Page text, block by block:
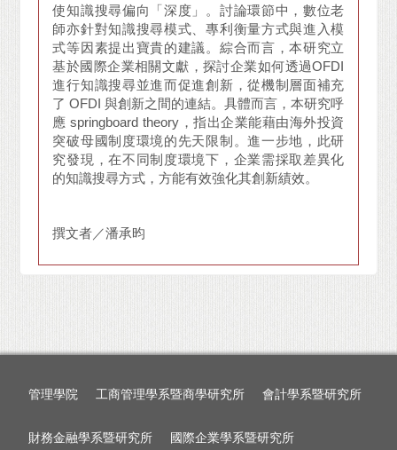
使知識搜尋偏向「深度」。討論環節中，數位老
師亦針對知識搜尋模式、專利衡量方式與進入模
式等因素提出寶貴的建議。綜合而言，本研究立
基於國際企業相關文獻，探討企業如何透過OFDI
進行知識搜尋並進而促進創新，從機制層面補充
了 OFDI 與創新之間的連結。具體而言，本研究呼
應 springboard theory，指出企業能藉由海外投資
突破母國制度環境的先天限制。進一步地，此研
究發現，在不同制度環境下，企業需採取差異化
的知識搜尋方式，方能有效強化其創新績效。
撰文者／潘承昀
管理學院 工商管理學系暨商學研究所 會計學系暨研究所
財務金融學系暨研究所 國際企業學系暨研究所